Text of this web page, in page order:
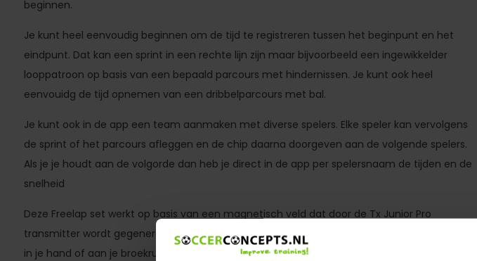
beginnen.
Je kunt heel eenvoudig beginnen om de tijd te registreren tussen het beginpunt en het
eindpunt. Dat kan een sprint in een rechte lijn zijn maar bijvoorbeeld een ingewikkelder
looppatroon op basis van een bepaald parcours met hindernissen. Je kunt ook heel
eenvouidg de tijd opnemen van een dribbelparcours met bal.
Je kunt ook in de app een team aanmaken met diverse spelers. Elke speler kan vervolgens
de sprint of het parcours afleggen en de chip daarna doorgeven aan de volgende spelers.
Als je je houdt aan de volgorde dan heb je direct in de app per spelersnaam de tijden en de
snelheid
Deze Freelap set werkt op basis van een magnetisch veld dat door de Tx Junior Pro
transmitter wordt gegenereerd. Als je binnen 1,5 meter de transmitter passeert met je chip
in je hand of aan je broekruim/broekband dan pikt de chip dit veld op en dit leidt tot een